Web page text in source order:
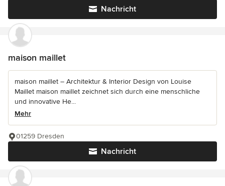
Nachricht
maison maillet
maison maillet – Architektur & Interior Design von Louise
Maillet maison maillet zeichnet sich durch eine menschliche
und innovative He...
Mehr
Nachricht
01259 Dresden